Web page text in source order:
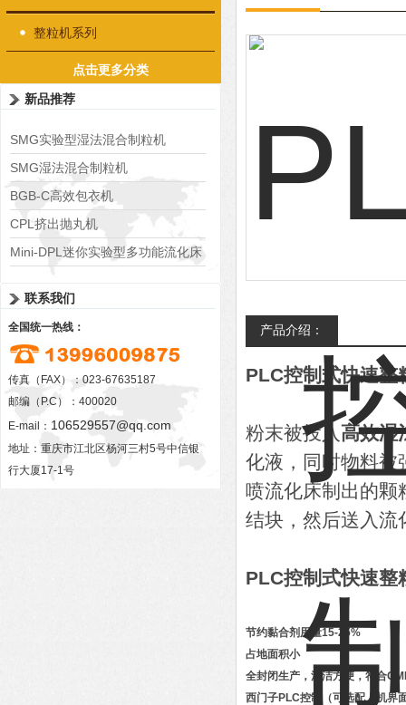
整粒机系列
点击更多分类
新品推荐
SMG实验型湿法混合制粒机
SMG湿法混合制粒机
BGB-C高效包衣机
CPL挤出抛丸机
Mini-DPL迷你实验型多功能流化床
联系我们
全国统一热线：
传真（FAX）：023-67635187
邮编（P.C）：400020
E-mail： 106529557@qq.com
地址：重庆市江北区杨河三村5号中信银
行大厦17-1号
产品介绍：
PLC控制式快速整
粉末被投入高效湿
化液，同时物料被
喷流化床制出的颗
结块，然后送入流
PLC控制式快速整
节约黏合剂用量15-25%
占地面积小
全封闭生产，清洁方便，符合
西门子PLC控制（可选配人机界